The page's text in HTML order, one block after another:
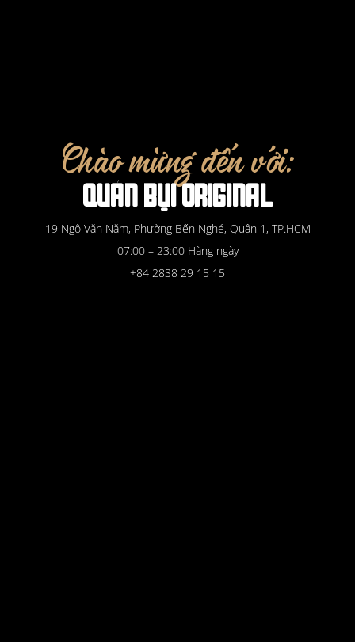
Chào mừng đến với:
QUÁN BỤI ORIGINAL
19 Ngô Văn Năm, Phường Bến Nghé, Quận 1, TP.HCM
07:00 – 23:00 Hàng ngày
+84 2838 29 15 15